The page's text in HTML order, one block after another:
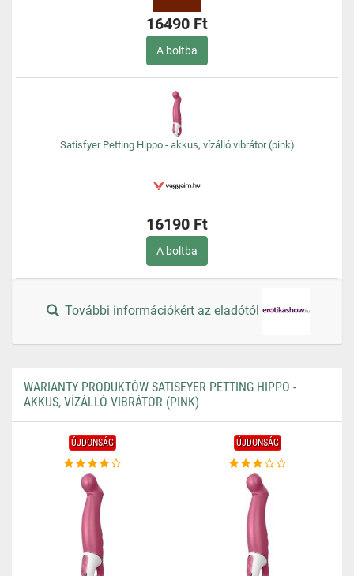
16490 Ft
A boltba
Satisfyer Petting Hippo - akkus, vízálló vibrátor (pink)
16190 Ft
A boltba
További információkért az eladótól
WARIANTY PRODUKTÓW SATISFYER PETTING HIPPO -
AKKUS, VÍZÁLLÓ VIBRÁTOR (PINK)
ÚJDONSÁG ÚJDONSÁG